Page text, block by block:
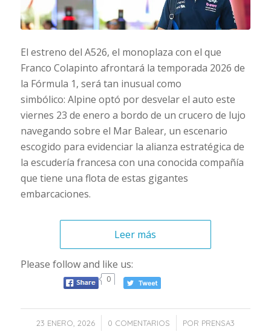
El estreno del A526, el monoplaza con el que
Franco Colapinto afrontará la temporada 2026 de
la Fórmula 1, será tan inusual como
simbólico: Alpine optó por desvelar el auto este
viernes 23 de enero a bordo de un crucero de lujo
navegando sobre el Mar Balear, un escenario
escogido para evidenciar la alianza estratégica de
la escudería francesa con una conocida compañía
que tiene una flota de estas gigantes
embarcaciones.
Leer más
Please follow and like us:
0
23 ENERO, 2026
/ 0 COMENTARIOS
/ POR PRENSA3